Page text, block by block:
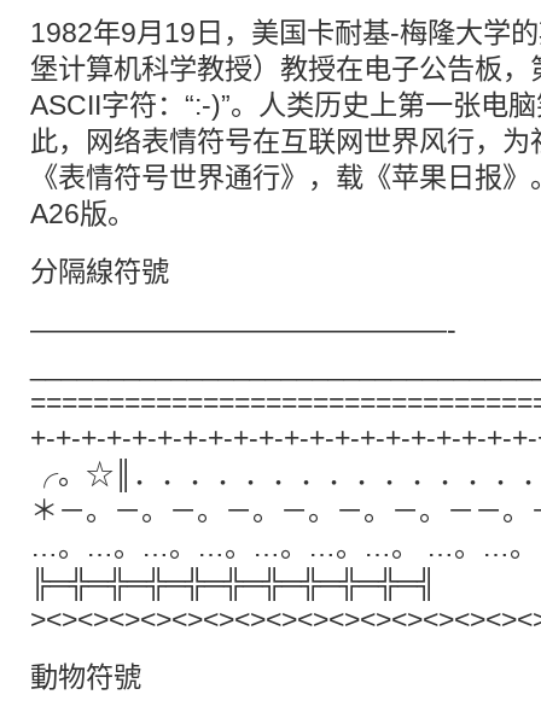
1982年9月19日，美国卡耐基-梅隆大学
堡计算机科学教授）教授在电子公告板
ASCII字符：“:-)”。人类历史上第一张电
此，网络表情符号在互联网世界风行，
《表情符号世界通行》，载《苹果日报
A26版。
分隔線符號
———————————————-
+-+-+-+-+-+-+-+-+-+-+-+-+-+-+-+-+-+-+-
╭。☆║．．．．．．．．．．．．．
＊－。－。－。－。－。－。－。－－
…。…。…。…。…。…。…。 …。…
╠═╬═╬═╬═╬═╬═╬═╬═╬═╬═╣
動物符號